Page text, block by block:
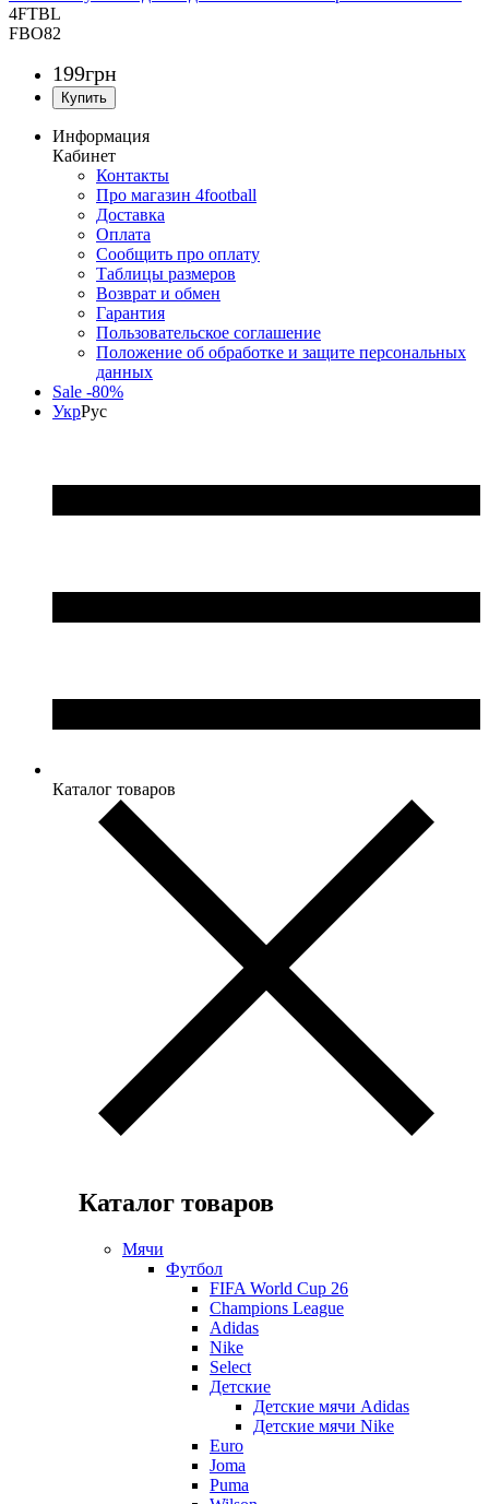
4FTBL
FBO82
199грн
Информация
Кабинет
Контакты
Про магазин 4football
Доставка
Оплата
Сообщить про оплату
Таблицы размеров
Возврат и обмен
Гарантия
Пользовательское соглашение
Положение об обработке и защите персональных
данных
Sale -80%
УкрРус
Каталог товаров
Каталог товаров
Мячи
Футбол
FIFA World Cup 26
Champions League
Adidas
Nike
Select
Детские
Детские мячи Adidas
Детские мячи Nike
Euro
Joma
Puma